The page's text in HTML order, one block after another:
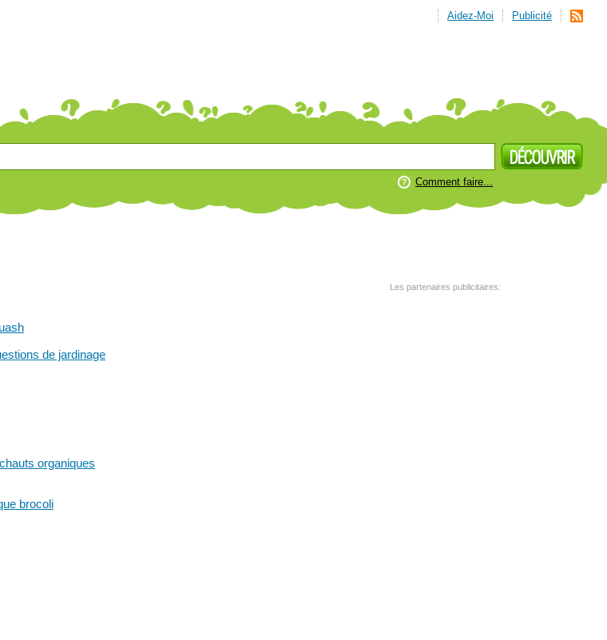
Publicité
Aidez-Moi
Comment faire...
Les partenaires publicitaires:
de jardinage
organiques
brocoli